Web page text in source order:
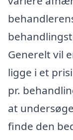
Generelt vil
ligge i et
pr.
at
finde den